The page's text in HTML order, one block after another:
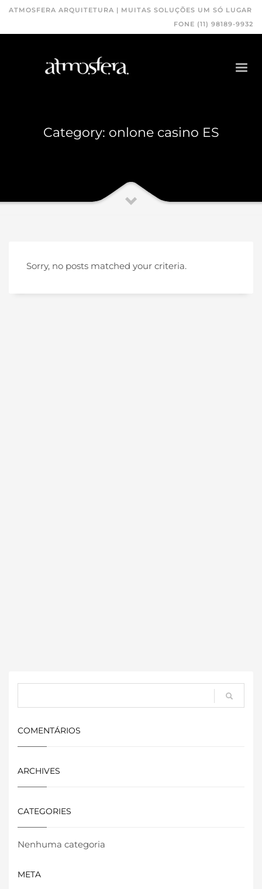
ATMOSFERA ARQUITETURA | MUITAS SOLUÇÕES UM SÓ LUGAR
FONE (11) 98189-9932
Category: onlone casino ES
Sorry, no posts matched your criteria.
COMENTÁRIOS
ARCHIVES
CATEGORIES
Nenhuma categoria
META